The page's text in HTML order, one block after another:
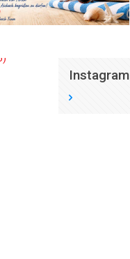
Instagram